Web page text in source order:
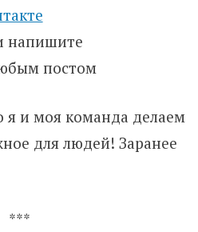
напишите
постом
я и моя команда делаем
для людей! Заранее
***